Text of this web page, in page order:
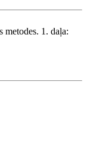
metodes. 1. daļa: